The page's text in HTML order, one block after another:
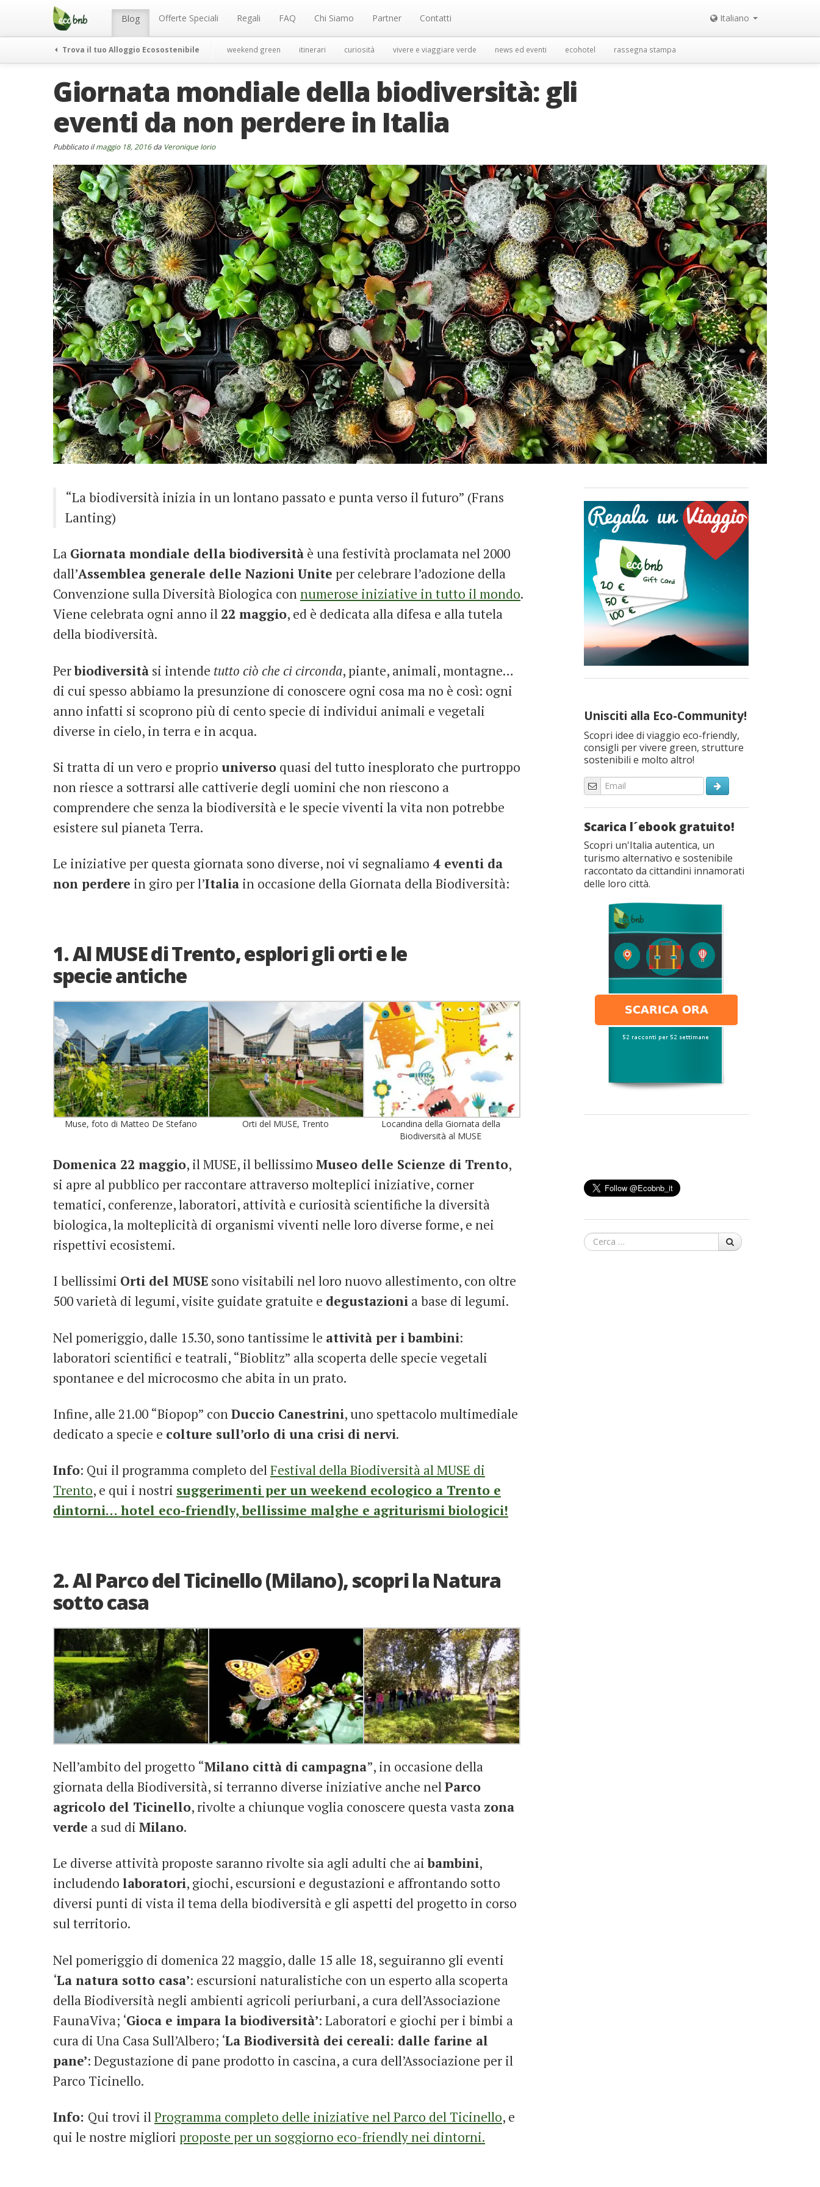
Menu Blog Offerte Speciali Regali FAQ Chi Siamo Partner Contatti Italiano
Trova il tuo Alloggio Ecosostenibile weekend green itinerari curiosità vivere e viaggiare verde news ed eventi ecohotel rassegna stampa
Giornata mondiale della biodiversità: gli
eventi da non perdere in Italia
Pubblicato ilmaggio 18, 2016da Veronique Iorio
“La biodiversità inizia in un lontano passato e punta verso il futuro” (Frans
Lanting)
La Giornata mondiale della biodiversità è una festività proclamata nel 2000
dall’Assemblea generale delle Nazioni Unite per celebrare l’adozione della
Convenzione sulla Diversità Biologica connumerose iniziative in tutto il mondo.
Viene celebrata ogni anno il 22 maggio, ed è dedicata alla difesa e alla tutela
della biodiversità.
Perbiodiversità si intende tutto ciò che ci circonda, piante, animali, montagne…
di cui spesso abbiamo la presunzione di conoscere ogni cosa ma no è così: ogni
anno infatti si scoprono più di cento specie di individui animali e vegetali
diverse in cielo, in terra e in acqua.
Si tratta di un vero e proprio universo quasi del tutto inesplorato che purtroppo
non riesce a sottrarsi alle cattiverie degli uomini che non riescono a
comprendere che senza la biodiversità e le specie viventi la vita non potrebbe
esistere sul pianeta Terra.
Le iniziative per questa giornata sono diverse, noi vi segnaliamo 4 eventi da
non perdere in giro per l’Italia in occasione della Giornata della Biodiversità:
1. Al MUSE di Trento, esplori gli orti e le
specie antiche
Muse, foto di Matteo De Stefano Orti del MUSE, Trento
Locandina della Giornata della
Biodiversità al MUSE
Domenica 22 maggio, il MUSE, il bellissimo Museo delle Scienze di Trento,
si apre al pubblico per raccontare attraverso molteplici iniziative, corner
tematici, conferenze, laboratori, attività e curiosità scientifiche la diversità
biologica, la molteplicità di organismi viventi nelle loro diverse forme, e nei
rispettivi ecosistemi.
I bellissimi Orti del MUSE sono visitabili nel loro nuovo allestimento, con oltre
500 varietà di legumi, visite guidate gratuite e degustazioni a base di legumi.
Nel pomeriggio, dalle 15.30, sono tantissime le attività per i bambini:
laboratori scientifici e teatrali, “Bioblitz” alla scoperta delle specie vegetali
spontanee e del microcosmo che abita in un prato.
Infine, alle 21.00 “Biopop” conDuccio Canestrini, uno spettacolo multimediale
dedicato a specie e colture sull’orlo di una crisi di nervi.
Info: Qui il programma completo delFestival della Biodiversità al MUSE di
Trento, e qui i nostri suggerimenti per un weekend ecologico a Trento e
dintorni… hotel eco-friendly, bellissime malghe e agriturismi biologici!
2. Al Parco del Ticinello (Milano), scopri la Natura
sotto casa
Nell’ambito del progetto “Milano città di campagna”, in occasione della
giornata della Biodiversità, si terranno diverse iniziative anche nelParco
agricolo del Ticinello, rivolte a chiunque voglia conoscere questa vasta zona
verde a sud di Milano.
Le diverse attività proposte saranno rivolte sia agli adulti che aibambini,
includendo laboratori, giochi, escursioni e degustazioni e affrontando sotto
diversi punti di vista il tema della biodiversità e gli aspetti del progetto in corso
sul territorio.
Nel pomeriggio di domenica 22 maggio, dalle 15 alle 18, seguiranno gli eventi
‘La natura sotto casa’: escursioni naturalistiche con un esperto alla scoperta
della Biodiversità negli ambienti agricoli periurbani, a cura dell’Associazione
FaunaViva; ‘Gioca e impara la biodiversità’: Laboratori e giochi per i bimbi a
cura di Una Casa Sull’Albero; ‘La Biodiversità dei cereali: dalle farine al
pane’: Degustazione di pane prodotto in cascina, a cura dell’Associazione per il
Parco Ticinello.
Info: Qui trovi ilProgramma completo delle iniziative nel Parco del Ticinello, e
qui le nostre migliori proposte per un soggiorno eco-friendly nei dintorni.
Unisciti alla Eco-Community!
Scopri idee di viaggio eco-friendly,
consigli per vivere green, strutture
sostenibili e molto altro!
Scarica l´ebook gratuito!
Scopri un'Italia autentica, un
turismo alternativo e sostenibile
raccontato da cittandini innamorati
delle loro città.
Cerca